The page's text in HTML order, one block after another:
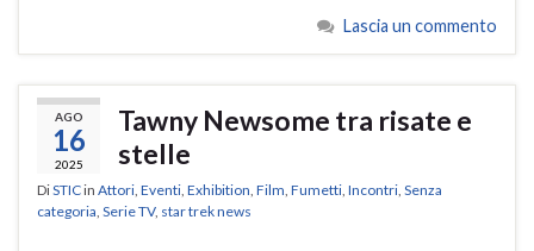
Lascia un commento
AGO
16
2025
Tawny Newsome tra risate e
stelle
DiSTICin Attori, Eventi, Exhibition, Film, Fumetti, Incontri, Senza
categoria, Serie TV, star trek news